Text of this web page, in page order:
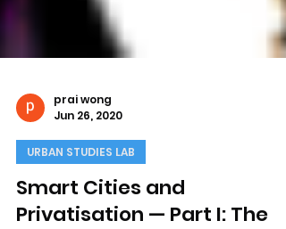
prai wong
URBAN STUDIES LAB